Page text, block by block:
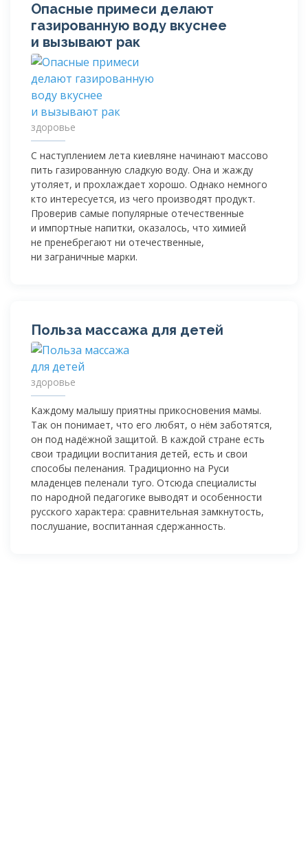
Опасные примеси делают
газированную воду вкуснее
и вызывают рак
здоровье
С наступлением лета киевляне начинают массово
пить газированную сладкую воду. Она и жажду
утоляет, и прохлаждает хорошо. Однако немного
кто интересуется, из чего производят продукт.
Проверив самые популярные отечественные
и импортные напитки, оказалось, что химией
не пренебрегают ни отечественные,
ни заграничные марки.
Польза массажа для детей
здоровье
Каждому малышу приятны прикосновения мамы.
Так он понимает, что его любят, о нём заботятся,
он под надёжной защитой. В каждой стране есть
свои традиции воспитания детей, есть и свои
способы пеленания. Традиционно на Руси
младенцев пеленали туго. Отсюда специалисты
по народной педагогике выводят и особенности
русского характера: сравнительная замкнутость,
послушание, воспитанная сдержанность.